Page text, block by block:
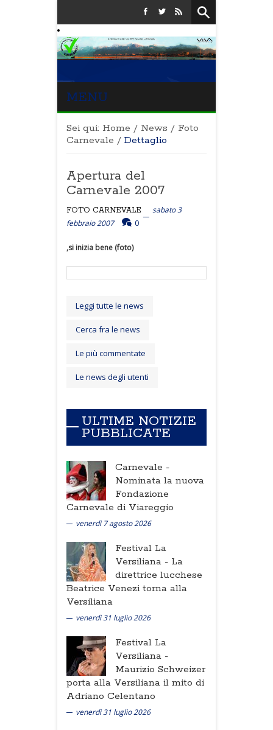
MENU
Sei qui: Home / News / Foto
Carnevale / Dettaglio
Apertura del
Carnevale 2007
FOTO CARNEVALE
sabato 3
febbraio 2007
0
,si inizia bene (foto)
Leggi tutte le news
Cerca fra le news
Le più commentate
Le news degli utenti
ULTIME NOTIZIE
PUBBLICATE
Carnevale -
Nominata la nuova
Fondazione
Carnevale di Viareggio
venerdì 7 agosto 2026
Festival La
Versiliana - La
direttrice lucchese
Beatrice Venezi torna alla
Versiliana
venerdì 31 luglio 2026
Festival La
Versiliana -
Maurizio Schweizer
porta alla Versiliana il mito di
Adriano Celentano
venerdì 31 luglio 2026